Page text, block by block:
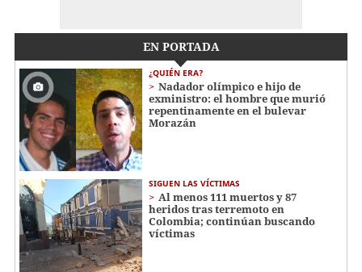
EN PORTADA
¿QUIÉN ERA?
Nadador olímpico e hijo de
exministro: el hombre que murió
repentinamente en el bulevar
Morazán
SIGUEN LAS VÍCTIMAS
Al menos 111 muertos y 87
heridos tras terremoto en
Colombia; continúan buscando
víctimas